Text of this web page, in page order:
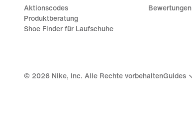
Aktionscodes
Produktberatung
Shoe Finder für Laufschuhe
Bewertungen
© 2026 Nike, Inc. Alle Rechte vorbehaltenGuides